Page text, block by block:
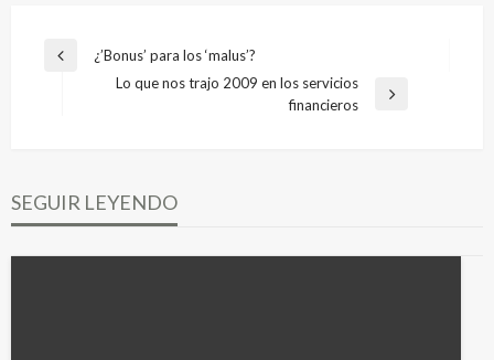
Navegación
Entrada
¿’Bonus’ para los ‘malus’?
Lo que nos trajo 2009 en los servicios
financieros
SEGUIR LEYENDO